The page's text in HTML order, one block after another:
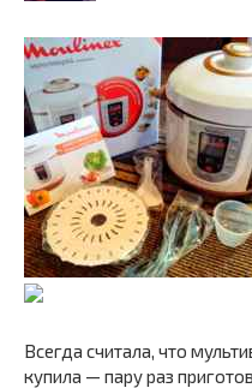
Всегда считала, что
купила — пару раз